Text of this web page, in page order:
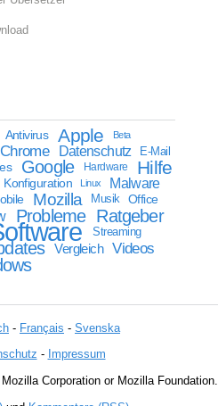
Antivirus Apple
Beta
Chrome Datenschutz E-Mail
Google Hardware Hilfe
Konfiguration Linux Malware
Mozilla Musik Office
Probleme Ratgeber
Streaming
Vergleich Videos
- Français - Svenska
- Impressum
Corporation or Mozilla Foundation.